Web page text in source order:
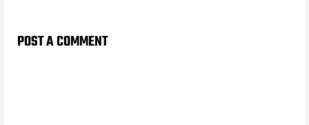
POST A COMMENT